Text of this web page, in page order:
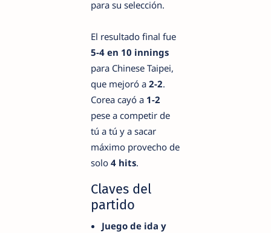
para su selección.
El resultado final fue
5-4 en 10 innings
para Chinese Taipei,
que mejoró a 2-2.
Corea cayó a 1-2
pese a competir de
tú a tú y a sacar
máximo provecho de
solo 4 hits.
Claves del
partido
Juego de ida y